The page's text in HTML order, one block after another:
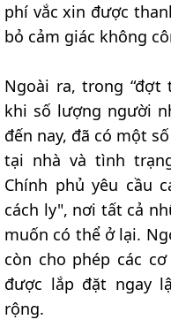
phí vắc xin được
bỏ cảm giác không
Ngoài ra, trong “đợt
khi số lượng người
đến nay, đã có một
tại nhà và tình
Chính phủ yêu cầu
cách ly", nơi tất cả
muốn có thể ở lại.
còn cho phép các
được lắp đặt ngay
rộng.